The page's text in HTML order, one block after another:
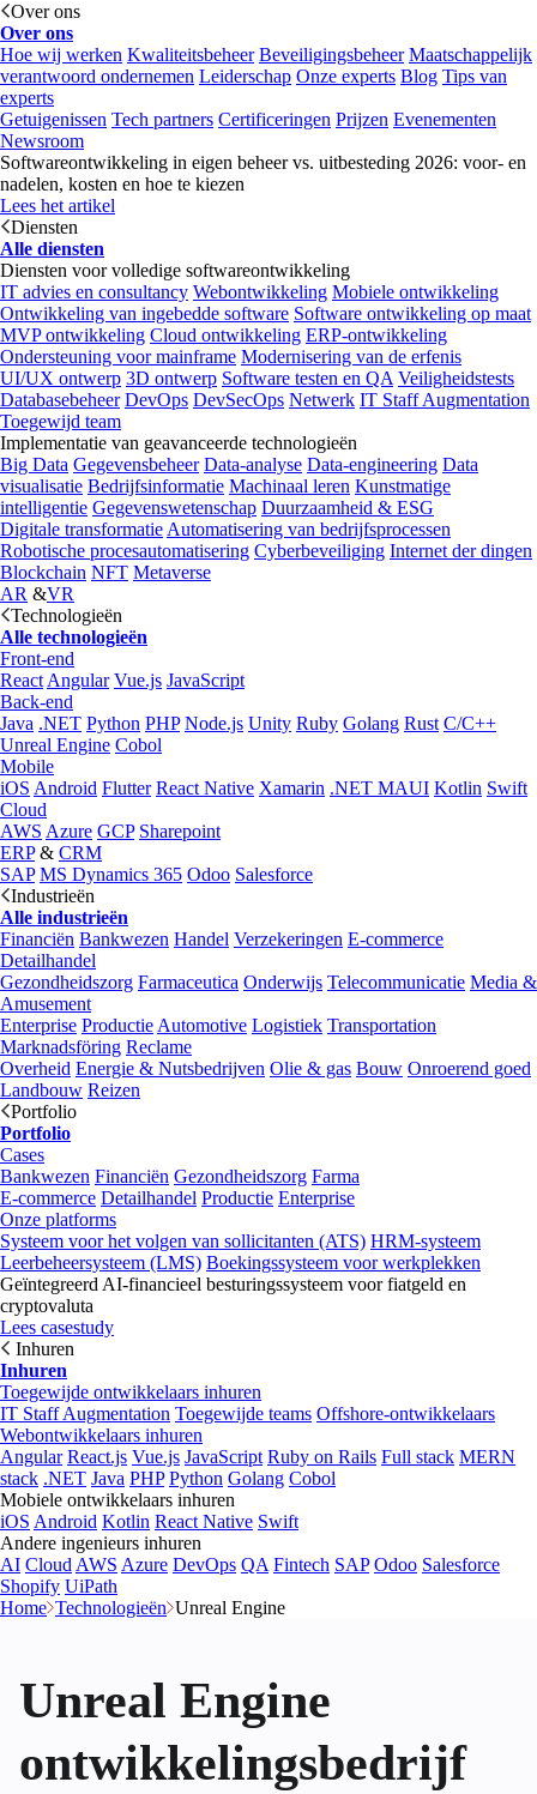
Over ons
Over ons
Hoe wij werken Kwaliteitsbeheer Beveiligingsbeheer Maatschappelijk
verantwoord ondernemen Leiderschap Onze experts Blog Tips van
experts
Getuigenissen Tech partners Certificeringen Prijzen Evenementen
Newsroom
Softwareontwikkeling in eigen beheer vs. uitbesteding 2026: voor- en
nadelen, kosten en hoe te kiezen
Lees het artikel
Diensten
Alle diensten
Diensten voor volledige softwareontwikkeling
IT advies en consultancy Webontwikkeling Mobiele ontwikkeling
Ontwikkeling van ingebedde software Software ontwikkeling op maat
MVP ontwikkeling Cloud ontwikkeling ERP-ontwikkeling
Ondersteuning voor mainframe Modernisering van de erfenis
UI/UX ontwerp 3D ontwerp Software testen en QA Veiligheidstests
Databasebeheer DevOps DevSecOps Netwerk IT Staff Augmentation
Toegewijd team
Implementatie van geavanceerde technologieën
Big Data Gegevensbeheer Data-analyse Data-engineering Data
visualisatie Bedrijfsinformatie Machinaal leren Kunstmatige
intelligentie Gegevenswetenschap Duurzaamheid & ESG
Digitale transformatie Automatisering van bedrijfsprocessen
Robotische procesautomatisering Cyberbeveiliging Internet der dingen
Blockchain NFT Metaverse
AR &VR
Technologieën
Alle technologieën
Front-end
React Angular Vue.js JavaScript
Back-end
Java .NET Python PHP Node.js Unity Ruby Golang Rust C/C++
Unreal Engine Cobol
Mobile
iOS Android Flutter React Native Xamarin .NET MAUI Kotlin Swift
Cloud
AWS Azure GCP Sharepoint
ERP& CRM
SAP MS Dynamics 365 Odoo Salesforce
Industrieën
Alle industrieën
Financiën Bankwezen Handel Verzekeringen E-commerce
Detailhandel
Gezondheidszorg Farmaceutica Onderwijs Telecommunicatie Media &
Amusement
Enterprise Productie Automotive Logistiek Transportation
Marknadsföring Reclame
Overheid Energie & Nutsbedrijven Olie & gas Bouw Onroerend goed
Landbouw Reizen
Portfolio
Portfolio
Cases
Bankwezen Financiën Gezondheidszorg Farma
E-commerce Detailhandel Productie Enterprise
Onze platforms
Systeem voor het volgen van sollicitanten (ATS) HRM-systeem
Leerbeheersysteem (LMS) Boekingssysteem voor werkplekken
Geïntegreerd AI-financieel besturingssysteem voor fiatgeld en
cryptovaluta
Lees casestudy
Inhuren
Inhuren
Toegewijde ontwikkelaars inhuren
IT Staff Augmentation Toegewijde teams Offshore-ontwikkelaars
Webontwikkelaars inhuren
Angular React.js Vue.js JavaScript Ruby on Rails Full stack MERN
stack .NET Java PHP Python Golang Cobol
Mobiele ontwikkelaars inhuren
iOS Android Kotlin React Native Swift
Andere ingenieurs inhuren
AI Cloud AWS Azure DevOps QA Fintech SAP Odoo Salesforce
Shopify UiPath
Home Technologieën Unreal Engine
Unreal Engine
ontwikkelingsbedrijf